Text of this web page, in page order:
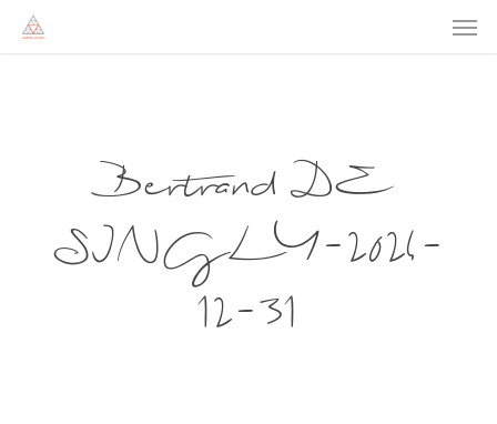
Bertrand DE
SINGLY-2024-
12-31